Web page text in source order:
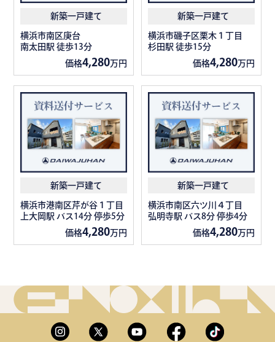
新築一戸建て
横浜市南区庚台
南太田駅 徒歩13分
価格4,280万円
新築一戸建て
横浜市磯子区栗木１丁目
杉田駅 徒歩15分
価格4,280万円
新築一戸建て
横浜市港南区芹が谷１丁目
上大岡駅 バス14分 停歩5分
価格4,280万円
新築一戸建て
横浜市南区六ツ川４丁目
弘明寺駅 バス8分 停歩4分
価格4,280万円